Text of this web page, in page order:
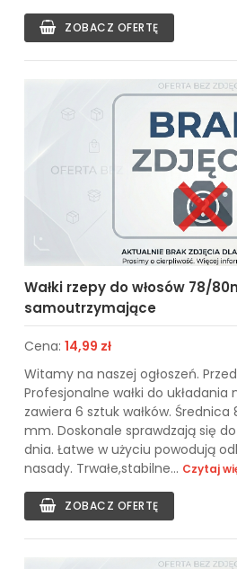
ZOBACZ OFERTĘ
Wałki rzepy do włosów 78/
samoutrzymające
Cena: 14,99 zł
Witamy na naszej ogłoszeń.
Profesjonalne wałki do układania
zawiera 6 sztuk wałków.
mm. Doskonale sprawdzają się
dnia. Łatwe w użyciu powodują
nasady. Trwałe,stabilne... Czytaj
ZOBACZ OFERTĘ